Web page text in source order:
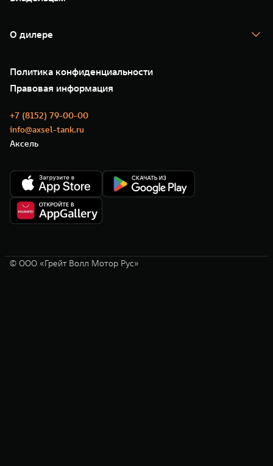
TANK Финансы
Корпоративным клиентам
Зарядные станции
Помощь на дороге
Новые цифровые сервисы TANK
Сервис
Нулевое ТО
Моторные масла
О дилере
35 лет GWM
GWM ТЕХ ДЕНЬ
Новости
Политика конфиденциальности
Правовая информация
+7 (8152) 79-00-00
info@axsel-tank.ru
Аксель
© ООО «Грейт Волл Мотор Рус»